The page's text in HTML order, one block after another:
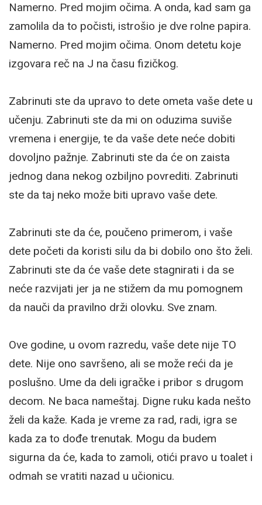
Namerno. Pred mojim očima. A onda, kad sam ga
zamolila da to počisti, istrošio je dve rolne papira.
Namerno. Pred mojim očima. Onom detetu koje
izgovara reč na J na času fizičkog.
Zabrinuti ste da upravo to dete ometa vaše dete u
učenju. Zabrinuti ste da mi on oduzima suviše
vremena i energije, te da vaše dete neće dobiti
dovoljno pažnje. Zabrinuti ste da će on zaista
jednog dana nekog ozbiljno povrediti. Zabrinuti
ste da taj neko može biti upravo vaše dete.
Zabrinuti ste da će, poučeno primerom, i vaše
dete početi da koristi silu da bi dobilo ono što želi.
Zabrinuti ste da će vaše dete stagnirati i da se
neće razvijati jer ja ne stižem da mu pomognem
da nauči da pravilno drži olovku. Sve znam.
Ove godine, u ovom razredu, vaše dete nije TO
dete. Nije ono savršeno, ali se može reći da je
poslušno. Ume da deli igračke i pribor s drugom
decom. Ne baca nameštaj. Digne ruku kada nešto
želi da kaže. Kada je vreme za rad, radi, igra se
kada za to dođe trenutak. Mogu da budem
sigurna da će, kada to zamoli, otići pravo u toalet i
odmah se vratiti nazad u učionicu.